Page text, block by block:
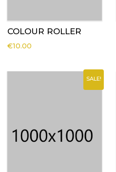
COLOUR ROLLER
€10.00
SALE!